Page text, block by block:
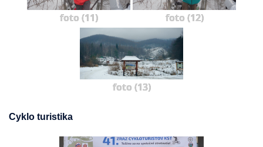
foto (11) foto (12)
foto (13)
Cyklo turistika